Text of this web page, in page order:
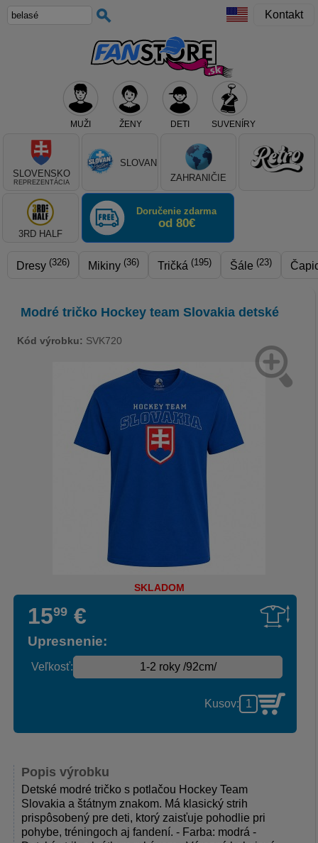
Kontakt
MUŽI ŽENY DETI SUVENÍRY
Teraz vyberte klub, alebo typ výrobku
SLOVENSKO
REPREZENTÁCIA
SLOVAN
ZAHRANIČIE
3RD HALF
Doručenie zdarma
od 80€
Dresy (326) Mikiny (36) Tričká (195) Šále (23)
Modré tričko Hockey team Slovakia detské
Kód výrobku: SVK720
SKLADOM
Popis výrobku
Detské modré tričko s potlačou Hockey Team
Slovakia a štátnym znakom. Má klasický strih
prispôsobený pre deti, ktorý zaisťuje pohodlie pri
pohybe, tréningoch aj fandení. - Farba: modrá -
1599 €
Upresnenie:
Veľkosť:
Kusov: